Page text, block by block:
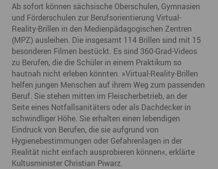
Ab sofort können sächsische Oberschulen, Gymnasien
und Förderschulen zur Berufsorientierung Virtual-
Reality-Brillen in den Medienpädagogischen Zentren
(MPZ) ausleihen. Die insgesamt 114 Brillen sind mit 15
besonderen Filmen bestückt. Es sind 360-Grad-Videos
zu Berufen, die die Schüler in einem Praktikum so
hautnah nicht erleben könnten. »Virtual-Reality-Brillen
helfen jungen Menschen auf ihrem Weg zum passenden
Beruf. Sie stehen mitten im Fleischerbetrieb, an der
Seite eines Notfallsanitäters oder als Dachdecker in
schwindliger Höhe. Sie erhalten einen lebendigen
Eindruck von Berufen, die sie aufgrund von
Hygienebestimmungen oder Gefahrenlagen in der
Realität nicht einfach ausprobieren können«, erklärte
Kultusminister Christian Piwarz.